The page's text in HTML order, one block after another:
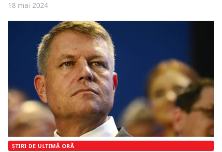
18 mai 2024
ȘTIRI DE ULTIMĂ ORĂ